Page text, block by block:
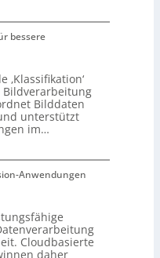
bessere
‚Klassifikation‘
Bilddaten
unterstützt
im…
Anwendungen
Cloudbasierte
daher